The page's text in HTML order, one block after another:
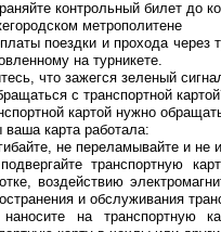
контрольный билет до
метрополитене
поездки и прохода через
на турникете.
что зажегся зеленый
с транспортной
картой нужно
ваша карта работала:
не переламывайте и не
транспортную
воздействию
и обслуживания
на транспортную